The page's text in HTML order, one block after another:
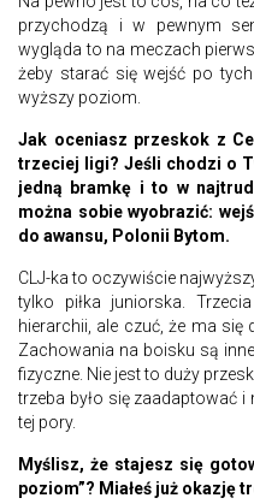
przychodzą i w pewnym
wygląda to na meczach
żeby starać się wejść po
wyższy poziom.
Jak oceniasz przeskok z
trzeciej ligi? Jeśli chodzi o
jedną bramkę i to w
można sobie wyobrazić:
do awansu, Polonii Bytom.
CLJ-ka to oczywiście
tylko piłka juniorska.
hierarchii, ale czuć, że ma
Zachowania na boisku są
fizyczne. Nie jest to duży
trzeba było się zaadaptować i
tej pory.
Myślisz, że stajesz się
poziom”? Miałeś już okazję